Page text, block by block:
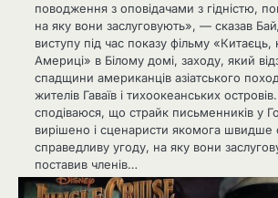
поводження з оповідачами з гідністю,
на яку вони заслуговують», — сказав
виступу під час показу фільму
Америці» в Білому домі, заходу, який
спадщини американців азіатського
жителів Гаваїв і тихоокеанських
сподіваюся, що страйк письменників у
вирішено і сценаристи якомога швидше
справедливу угоду, на яку вони
поставив членів…